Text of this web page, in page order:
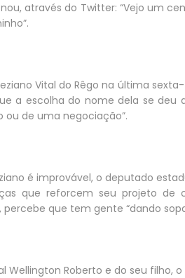
através do Twitter: “Vejo um
Vital do Rêgo na última
a escolha do nome dela se deu
ou de uma negociação”.
é improvável, o deputado
que reforcem seu projeto de
percebe que tem gente “dando
Wellington Roberto e do seu filho,